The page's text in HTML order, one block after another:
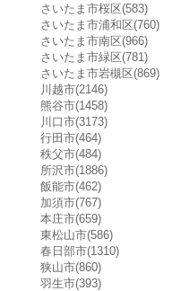
さいたま市桜区(583)
さいたま市浦和区(760)
さいたま市南区(966)
さいたま市緑区(781)
さいたま市岩槻区(869)
川越市(2146)
熊谷市(1458)
川口市(3173)
行田市(464)
秩父市(484)
所沢市(1886)
飯能市(462)
加須市(767)
本庄市(659)
東松山市(586)
春日部市(1310)
狭山市(860)
羽生市(393)